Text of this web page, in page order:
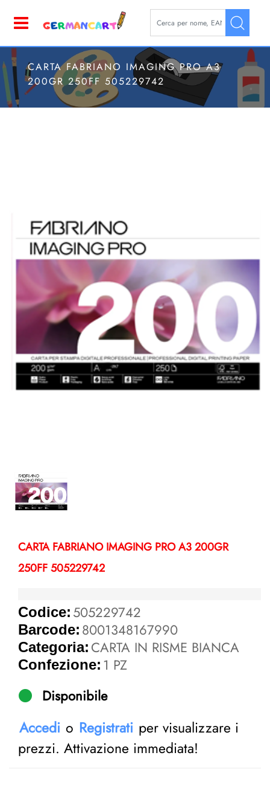
La modifica di un filtro
CARTA FABRIANO IMAGING PRO A3
200GR 250FF 505229742
CARTA FABRIANO IMAGING PRO A3 200GR
250FF 505229742
Codice: 505229742
Barcode: 8001348167990
Categoria: CARTA IN RISME BIANCA
Confezione: 1 PZ
Disponibile
Accedi o Registrati per visualizzare i
prezzi. Attivazione immediata!